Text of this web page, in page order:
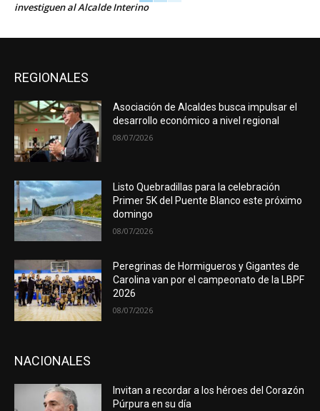
investiguen al Alcalde Interino
REGIONALES
Asociación de Alcaldes busca impulsar el
desarrollo económico a nivel regional
08/07/2026
Listo Quebradillas para la celebración
Primer 5K del Puente Blanco este próximo
domingo
08/07/2026
Peregrinas de Hormigueros y Gigantes de
Carolina van por el campeonato de la LBPF
2026
08/07/2026
NACIONALES
Invitan a recordar a los héroes del Corazón
Púrpura en su día